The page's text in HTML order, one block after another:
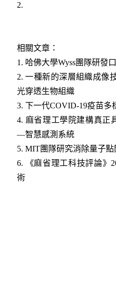
2.
相關文章：
1. 哈佛大學Wyss團隊研發
2.一種新的深層組織成像
光穿透生物組織
3. 下一代COVID-19疫苗多
4. 麻省理工學院建構真正
—智慧感測系統
5. MIT團隊研究消除量子點
6.
《麻省理工科技評論》
術